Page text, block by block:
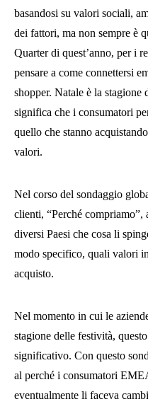
basandosi su valori sociali,
dei fattori, ma non sempre è
Quarter di quest’anno, per i
pensare a come connettersi
shopper. Natale è la
significa che i consumatori
quello che stanno
valori.
Nel corso del sondaggio
clienti, “Perché
diversi Paesi che cosa li
modo specifico, quali valori
acquisto.
Nel momento in cui le
stagione delle festività,
significativo. Con questo
al perché i consumatori
eventualmente li faceva